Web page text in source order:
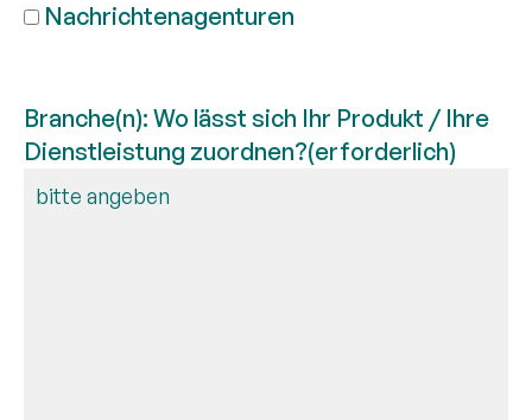
Nachrichtenagenturen
Branche(n): Wo lässt sich Ihr Produkt / Ihre
Dienstleistung zuordnen?(erforderlich)